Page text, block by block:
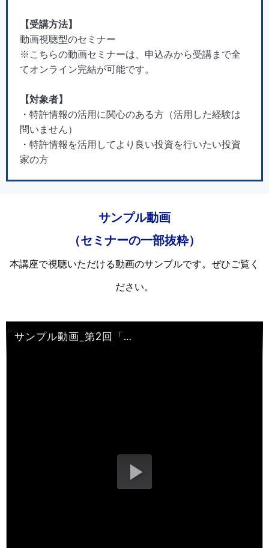
【受講方法】
動画視聴型のセミナー
※こちらの動画セミナーは、申込みから受講まで全
てオンライン完結が可能です。
【対象者】
・特許情報の活用に関心のある方（活用した経験は
問いません）
・特許情報を活用してより良い投資を行いたい投資
家の方
サンプル動画
（セミナーの一部抜粋）
本講座で視聴いただける動画のサンプルです。ぜひご覧く
ださい。